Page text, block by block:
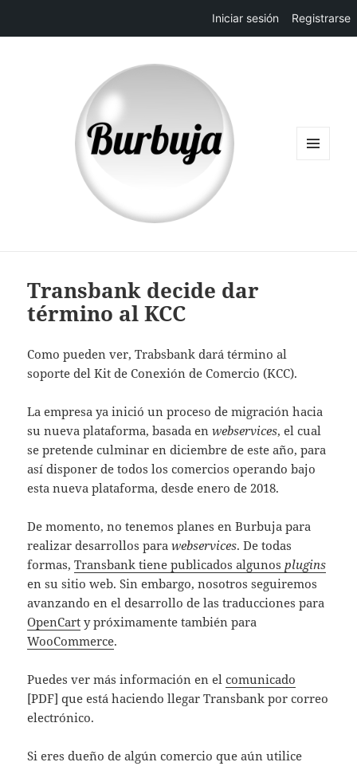
Iniciar sesión Registrarse
Transbank decide dar
término al KCC
Como pueden ver, Trabsbank dará término al
soporte del Kit de Conexión de Comercio (KCC).
La empresa ya inició un proceso de migración hacia
su nueva plataforma, basada enwebservices, el cual
se pretende culminar en diciembre de este año, para
así disponer de todos los comercios operando bajo
esta nueva plataforma, desde enero de 2018.
De momento, no tenemos planes en Burbuja para
realizar desarrollos parawebservices. De todas
formas,Transbank tiene publicados algunosplugins
en su sitio web. Sin embargo, nosotros seguiremos
avanzando en el desarrollo de las traducciones para
OpenCart y próximamente también para
WooCommerce.
Puedes ver más información en elcomunicado
[PDF] que está haciendo llegar Transbank por correo
electrónico.
Si eres dueño de algún comercio que aún utilice